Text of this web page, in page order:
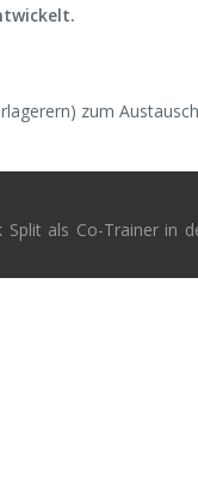
zum
als Co-Trainer in